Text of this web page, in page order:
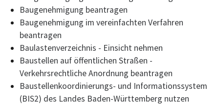
Baugenehmigung beantragen
Baugenehmigung im vereinfachten Verfahren
beantragen
Baulastenverzeichnis - Einsicht nehmen
Baustellen auf öffentlichen Straßen -
Verkehrsrechtliche Anordnung beantragen
Baustellenkoordinierungs- und Informationssystem
(BIS2) des Landes Baden-Württemberg nutzen